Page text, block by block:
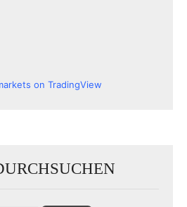
on TradingView